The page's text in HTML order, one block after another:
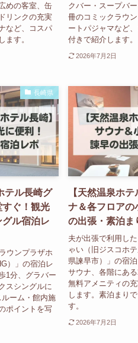
めの客室、缶
リンクの充実
など、コスパ
ます。
クバー・スープバ
冊のコミックラウ
ートパジャマなど
付きで紹介します。
2026年7月2日
長崎県
テル長崎グ
ぐ！観光
ル宿泊レ
ウンプラザホ
）」の宿泊レ
1分、グラバー
スシングルに
ーム・館内施
ポイントを写
【天然温泉ホ
ナ＆各フロアの
の出張・素泊ま
夫が出張で利用し
ゃい（旧ジスコホ
県諫早市）」の宿
サウナ、各階にあ
無料アメニティの
します。素泊まり
す。
2026年7月2日